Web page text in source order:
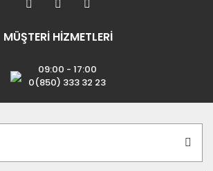
MÜŞTERİ HİZMETLERİ
09:00 - 17:00
0(850) 333 32 23